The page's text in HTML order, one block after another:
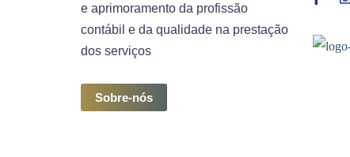
e aprimoramento da profissão
contábil e da qualidade na prestação
dos serviços
Sobre-nós